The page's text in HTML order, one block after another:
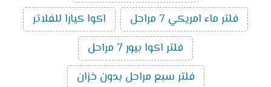
فلتر ماء امريكي 7 مراحل
اكوا كيارا للفلاتر
فلتر اكوا بيور 7 مراحل
فلتر سبع مراحل بدون خزان